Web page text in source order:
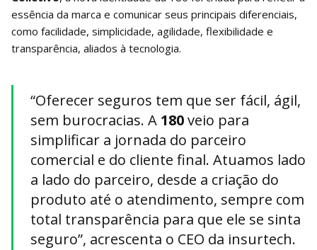
essência da marca e comunicar seus principais diferenciais,
como facilidade, simplicidade, agilidade, flexibilidade e
transparência, aliados à tecnologia.
“Oferecer seguros tem que ser fácil, ágil,
sem burocracias. A 180veio para
simplificar a jornada do parceiro
comercial e do cliente final. Atuamos lado
a lado do parceiro, desde a criação do
produto até o atendimento, sempre com
total transparência para que ele se sinta
seguro”, acrescenta o CEO da insurtech.